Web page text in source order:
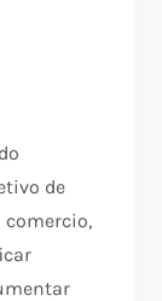
de
comercio,